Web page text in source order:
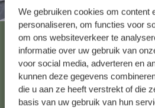
We gebruiken cookies om content
personaliseren, om functies voor
om ons websiteverkeer te
informatie over uw gebruik van
voor social media, adverteren en
kunnen deze gegevens
die u aan ze heeft verstrekt of die
basis van uw gebruik van hun
Toujours à
Voir les 62 magasins
Service